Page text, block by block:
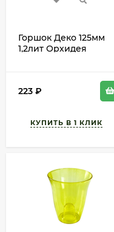
Горшок Деко 125мм
1,2лит Орхидея
223 ₽